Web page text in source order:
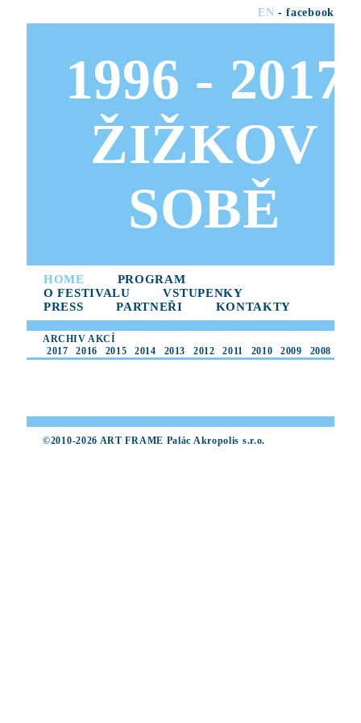
EN -facebook
1996 - 2017
ŽIŽKOV
SOBĚ
HOME
PROGRAM
O FESTIVALU
VSTUPENKY
PRESS
PARTNEŘI KONTAKTY
ARCHIV AKCÍ
2017
2016 2015 2014 2013 2012 2011 2010 2009 2008
©2010-2026 ART FRAME Palác Akropolis s.r.o.